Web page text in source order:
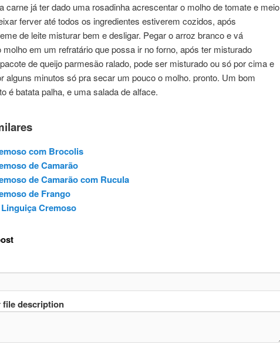
carne já ter dado uma rosadinha acrescentar o molho de tomate e meio
ferver até todos os ingredientes estiverem cozidos, após
de leite misturar bem e desligar. Pegar o arroz branco e vá
em um refratário que possa ir no forno, após ter misturado
de queijo parmesão ralado, pode ser misturado ou só por cima e
alguns minutos só pra secar um pouco o molho. pronto. Um bom
é batata palha, e uma salada de alface.
com Brocolis
de Camarão
de Camarão com Rucula
de Frango
Cremoso
file description